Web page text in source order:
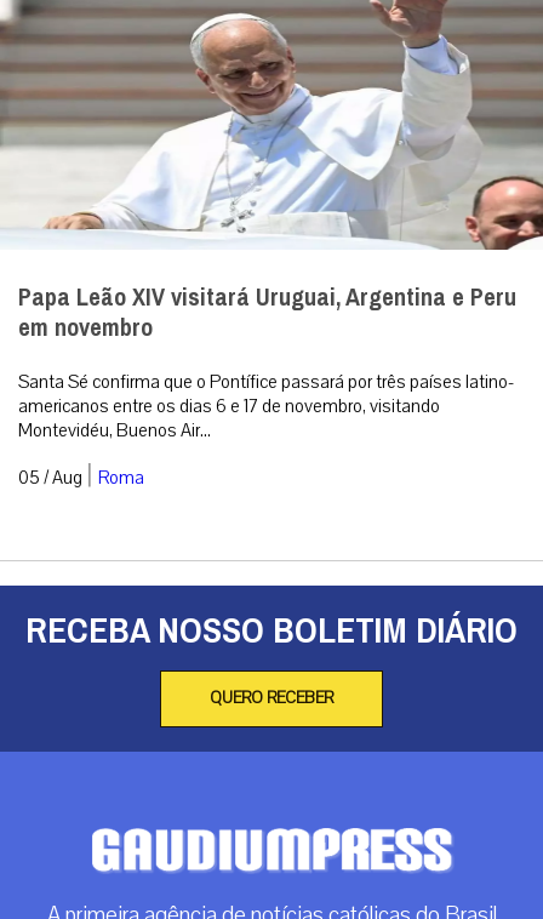
Papa Leão XIV visitará Uruguai, Argentina e Peru
em novembro
Santa Sé confirma que o Pontífice passará por três países latino-
americanos entre os dias 6 e 17 de novembro, visitando
Montevidéu, Buenos Air...
05 / Aug | Roma
RECEBA NOSSO BOLETIM DIÁRIO
QUERO RECEBER